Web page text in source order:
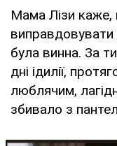
Мама Лізи каже,
виправдовувати
була винна. За
дні ідилії,
люблячим,
збивало з